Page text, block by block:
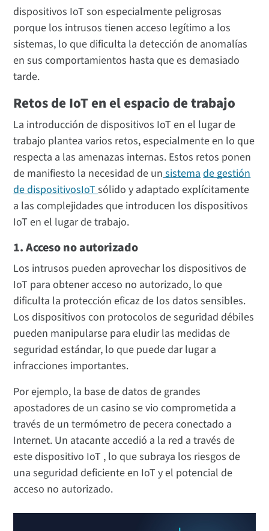
dispositivos IoT son especialmente peligrosas
porque los intrusos tienen acceso legítimo a los
sistemas, lo que dificulta la detección de anomalías
en sus comportamientos hasta que es demasiado
tarde.
Retos de IoT en el espacio de trabajo
La introducción de dispositivos IoT en el lugar de
trabajo plantea varios retos, especialmente en lo que
respecta a las amenazas internas. Estos retos ponen
de manifiesto la necesidad de unsistemade gestión
de dispositivosIoTsólido y adaptado explícitamente
a las complejidades que introducen los dispositivos
IoT en el lugar de trabajo.
1. Acceso no autorizado
Los intrusos pueden aprovechar los dispositivos de
IoT para obtener acceso no autorizado, lo que
dificulta la protección eficaz de los datos sensibles.
Los dispositivos con protocolos de seguridad débiles
pueden manipularse para eludir las medidas de
seguridad estándar, lo que puede dar lugar a
infracciones importantes.
Por ejemplo, la base de datos de grandes
apostadores de un casino se vio comprometida a
través de un termómetro de pecera conectado a
Internet. Un atacante accedió a la red a través de
este dispositivo IoT , lo que subraya los riesgos de
una seguridad deficiente en IoT y el potencial de
acceso no autorizado.